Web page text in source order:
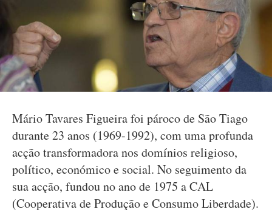
Mário Tavares Figueira foi pároco de São Tiago
durante 23 anos (1969-1992), com uma profunda
acção transformadora nos domínios religioso,
político, económico e social. No seguimento da
sua acção, fundou no ano de 1975 a CAL
(Cooperativa de Produção e Consumo Liberdade).